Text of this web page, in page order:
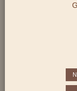
Glasperlen
Sie